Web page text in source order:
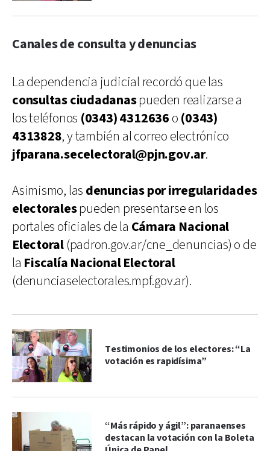
Canales de consulta y denuncias
La dependencia judicial recordó que las
consultas ciudadanaspueden realizarse a
los teléfonos (0343) 4312636 o (0343)
4313828, y también al correo electrónico
jfparana.secelectoral@pjn.gov.ar.
Asimismo, las denuncias por irregularidades
electoralespueden presentarse en los
portales oficiales de la Cámara Nacional
Electoral (padron.gov.ar/cne_denuncias) o de
la Fiscalía Nacional Electoral
(denunciaselectorales.mpf.gov.ar).
Testimonios de los electores: “La
votación es rapidísima”
“Más rápido y ágil”: paranaenses
destacan la votación con la Boleta